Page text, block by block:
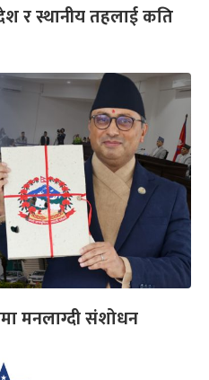
र स्थानीय तहलाई कति
मनलाग्दी संशोधन